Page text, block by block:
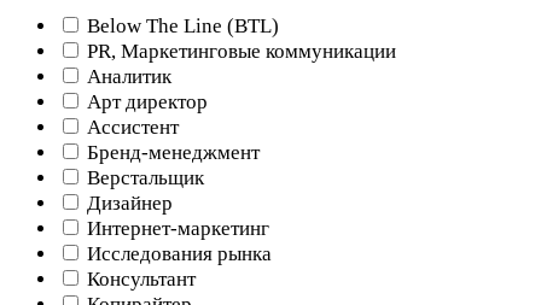
Below The Line (BTL)
PR, Маркетинговые коммуникации
Аналитик
Арт директор
Ассистент
Бренд-менеджмент
Верстальщик
Дизайнер
Интернет-маркетинг
Исследования рынка
Консультант